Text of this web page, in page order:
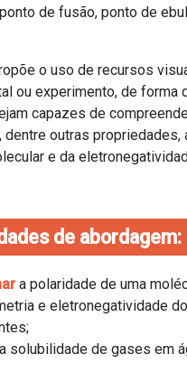
de fusão, ponto de
o uso de recursos
ou experimento, de forma
capazes de
dentre outras propriedades,
e da
de abordagem:
a polaridade de uma
e eletronegatividade
solubilidade de gases em